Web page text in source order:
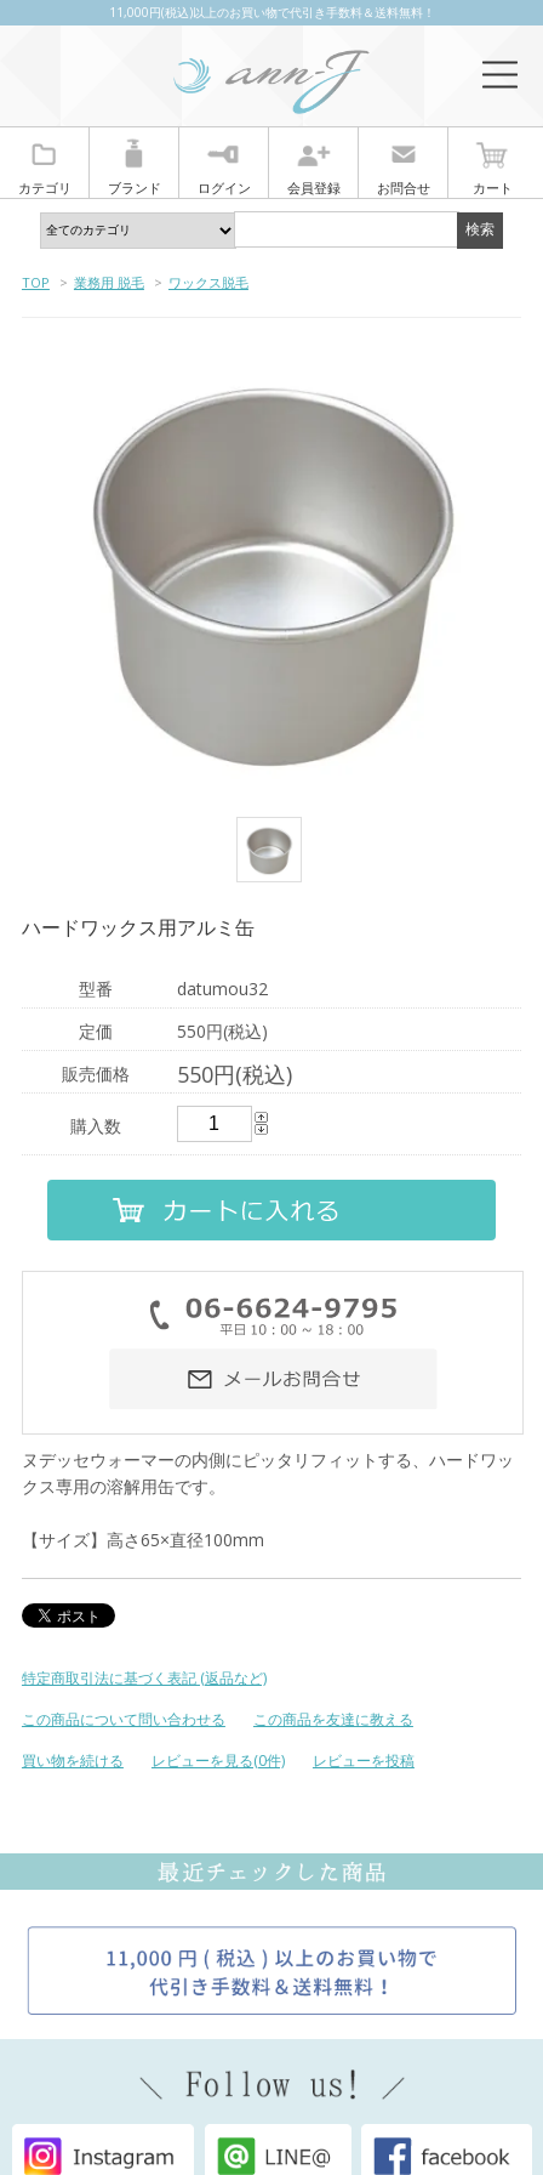
11,000円(税込)以上のお買い物で代引き手数料＆送料無料！
カテゴリ ブランド ログイン 会員登録 お問合せ カート
TOP > 業務用 脱毛 > ワックス脱毛
ハードワックス用アルミ缶
型番
datumou32
定価
550円(税込)
販売価格
550円(税込)
購入数
ヌデッセウォーマーの内側にピッタリフィットする、ハードワッ
クス専用の溶解用缶です。
【サイズ】高さ65×直径100mm
特定商取引法に基づく表記 (返品など)
この商品について問い合わせる
この商品を友達に教える
買い物を続ける
レビューを見る(0件) レビューを投稿